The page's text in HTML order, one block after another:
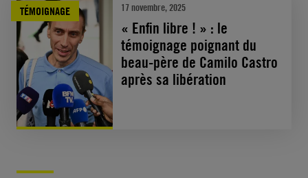
TÉMOIGNAGE 17 novembre, 2025
« Enfin libre ! » : le
témoignage poignant du
beau-père de Camilo Castro
après sa libération